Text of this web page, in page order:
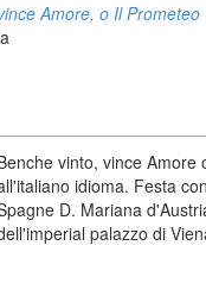
Amore, o Il Prometeo
vinto, vince
idioma. Festa
D. Mariana
palazzo di